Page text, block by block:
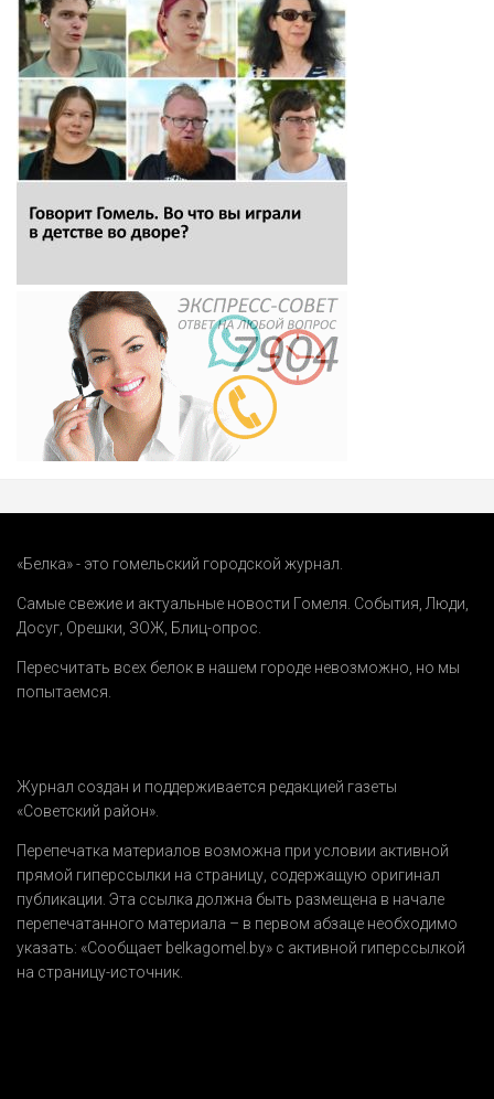
«Белка» - это гомельский городской журнал.
Самые свежие и актуальные новости Гомеля. События Люди
Досуг Орешки ЗОЖ Блиц-опрос
Пересчитать всех белок в нашем городе невозможно, но мы
попытаемся.
Журнал создан и поддерживается редакцией газеты
«Советский район».
Перепечатка материалов возможна при условии активной
прямой гиперссылки на страницу, содержащую оригинал
публикации. Эта ссылка должна быть размещена в начале
перепечатанного материала – в первом абзаце необходимо
указать: «Сообщает belkagomel.by» с активной гиперссылкой
на страницу-источник.